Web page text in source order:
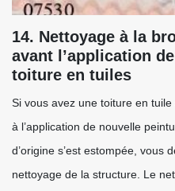
14. Nettoyage à la
avant l’application
toiture en tuiles
Si vous avez une toiture en
à l’application de nouvelle
d’origine s’est estompée, vous
nettoyage de la structure. Le